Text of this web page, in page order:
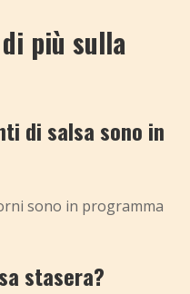
più sulla
di salsa sono in
sono in programma
stasera?